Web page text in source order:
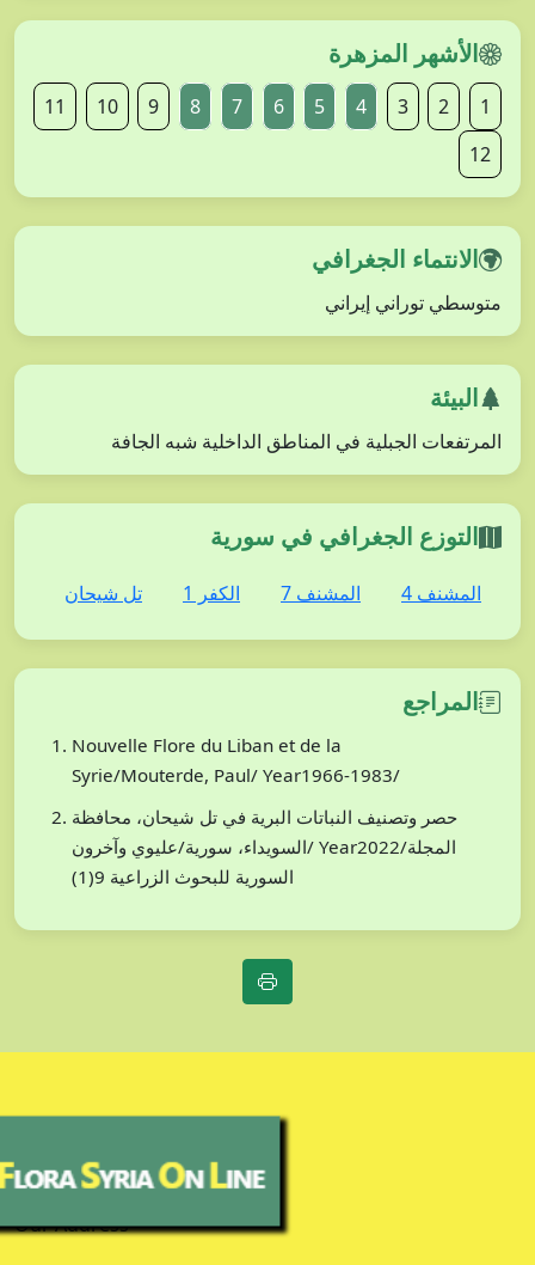
الأشهر المزهرة
1
2
3
4
5
6
7
8
9
10
11
12
الانتماء الجغرافي
متوسطي توراني إيراني
البيئة
المرتفعات الجبلية في المناطق الداخلية شبه الجافة
التوزع الجغرافي في سورية
المشنف 4 المشنف 7 الكفر 1 تل شيحان
المراجع
Nouvelle Flore du Liban et de la
Syrie/Mouterde, Paul/ Year1966-1983/
حصر وتصنيف النباتات البرية في تل شيحان، محافظة
السويداء، سورية/عليوي وآخرون/ Year2022/المجلة
السورية للبحوث الزراعية 9(1)
Our Address